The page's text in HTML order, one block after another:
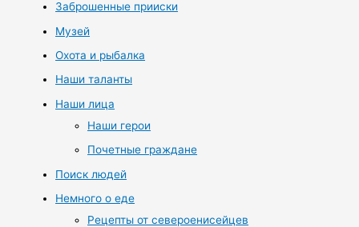
Заброшенные прииски
Музей
Охота и рыбалка
Наши таланты
Наши лица
Наши герои
Почетные граждане
Поиск людей
Немного о еде
Рецепты от североенисейцев